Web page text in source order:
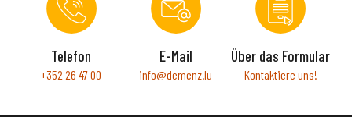
Telefon
+352 26 47 00
E-Mail
info@demenz.lu
Über das Formular
Kontaktiere uns!